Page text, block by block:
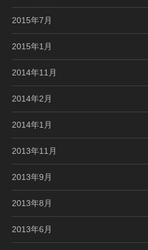
2015年7月
2015年1月
2014年11月
2014年2月
2014年1月
2013年11月
2013年9月
2013年8月
2013年6月